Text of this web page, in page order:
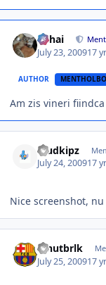
Mihai
July 23, 200917 yr
AUTHOR
Am zis vineri
Mudkipz
July 24, 200917 yr
Nice screenshot,
ionutbrlk
July 25, 200917 yr